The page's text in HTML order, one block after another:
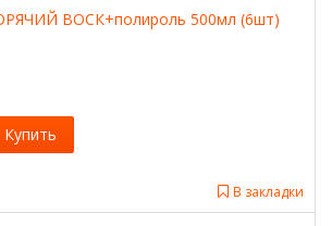
ВОСК+полироль 500мл (6шт)
В закладки
Купить